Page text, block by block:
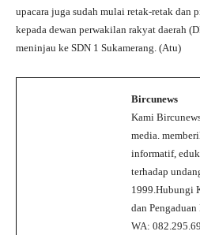
upacara juga sudah mulai retak-retak dan
kepada dewan perwakilan rakyat daerah
meninjau ke SDN 1 Sukamerang. (Atu)
Bircunews
Kami
media.
informatif,
terhadap
1999.Hubungi
dan
WA: